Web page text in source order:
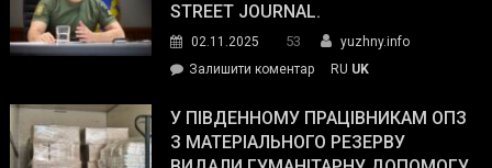
STREET JOURNAL.
02.11.2025 53
yuzhny.info
Залишити коментарon
завойовує
симпатії
виборців
RU UK
У ПІВДЕННОМУ ПРАЦІВНИКАМ ОПЗ
З МАТЕРІАЛЬНОГО РЕЗЕРВУ